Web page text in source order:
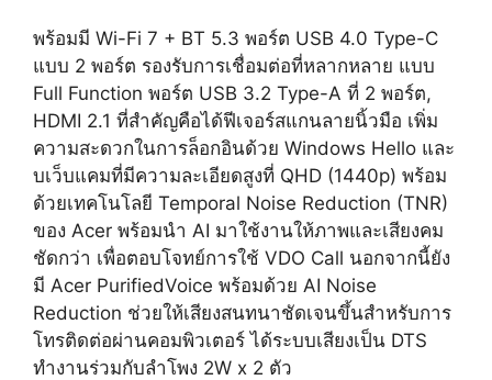
พร้อมมี Wi-Fi 7 + BT 5.3 พอร์ต USB 4.0 Type-C
แบบ 2 พอร์ต รองรับการเชื่อมต่อที่หลากหลาย แบบ
Full Function พอร์ต USB 3.2 Type-A ที่ 2 พอร์ต,
HDMI 2.1 ที่สำคัญคือได้ฟีเจอร์สแกนลายนิ้วมือ เพิ่ม
ความสะดวกในการล็อกอินด้วย Windows Hello และ
บเว็บแคมที่มีความละเอียดสูงที่ QHD (1440p) พร้อม
ด้วยเทคโนโลยี Temporal Noise Reduction (TNR)
ของ Acer พร้อมนำ AI มาใช้งานให้ภาพและเสียงคม
ชัดกว่า เพื่อตอบโจทย์การใช้ VDO Call นอกจากนี้ยัง
มี Acer PurifiedVoice พร้อมด้วย AI Noise
Reduction ช่วยให้เสียงสนทนาชัดเจนขึ้นสำหรับการ
โทรติดต่อผ่านคอมพิวเตอร์ ได้ระบบเสียงเป็น DTS
ทำงานร่วมกับลำโพง 2W x 2 ตัว